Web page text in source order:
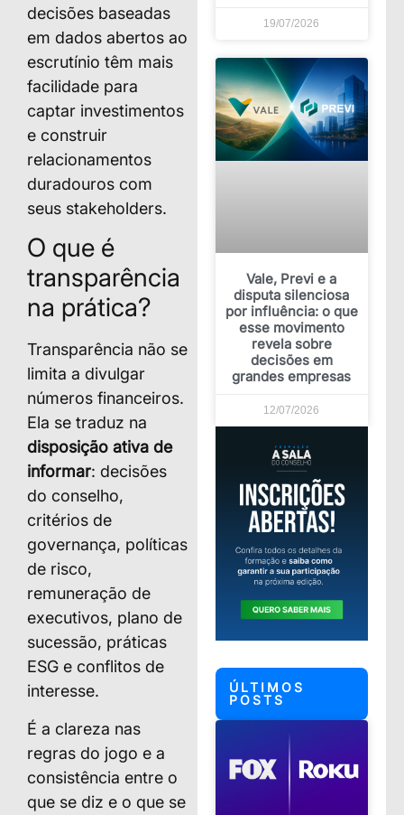
decisões baseadas
em dados abertos ao
escrutínio têm mais
facilidade para
captar investimentos
e construir
relacionamentos
duradouros com
seus stakeholders.
O que é
transparência
na prática?
Transparência não se
limita a divulgar
números financeiros.
Ela se traduz na
disposição ativa de
informar: decisões
do conselho,
critérios de
governança, políticas
de risco,
remuneração de
executivos, plano de
sucessão, práticas
ESG e conflitos de
interesse.
É a clareza nas
regras do jogo e a
consistência entre o
que se diz e o que se
19/07/2026
Vale, Previ e a
disputa silenciosa
por influência: o que
esse movimento
revela sobre
decisões em
grandes empresas
12/07/2026
ÚLTIMOS
POSTS